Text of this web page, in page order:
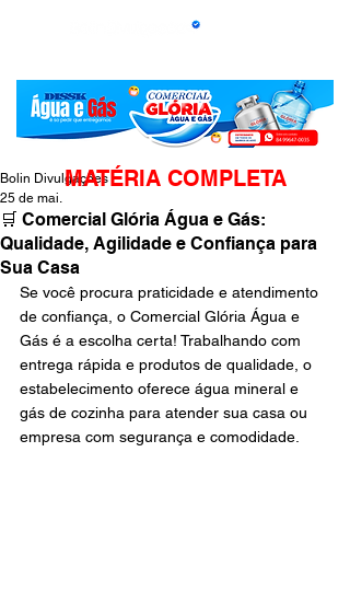
🛒 Comercial Glória Água e Gás:
Qualidade, Agilidade e Confiança para
Sua Casa
Bolin Divulgações
25 de mai.
Se você procura praticidade e atendimento
de confiança, o Comercial Glória Água e
Gás é a escolha certa! Trabalhando com
entrega rápida e produtos de qualidade, o
estabelecimento oferece água mineral e
gás de cozinha para atender sua casa ou
empresa com segurança e comodidade.
MATÉRIA COMPLETA